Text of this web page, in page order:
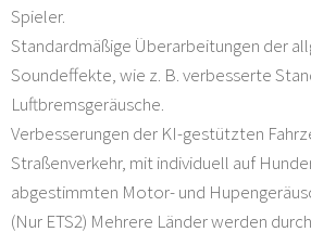
Spieler.
Standardmäßige Überarbeitungen der
Soundeffekte, wie z. B. verbesserte
Luftbremsgeräusche.
Verbesserungen der KI-gestützten
Straßenverkehr, mit individuell auf
abgestimmten Motor- und
(Nur ETS2) Mehrere Länder werden